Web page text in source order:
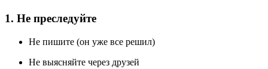
1. Не преследуйте
Не пишите (он уже все решил)
Не выясняйте через друзей